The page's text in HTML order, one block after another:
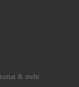
& mehr